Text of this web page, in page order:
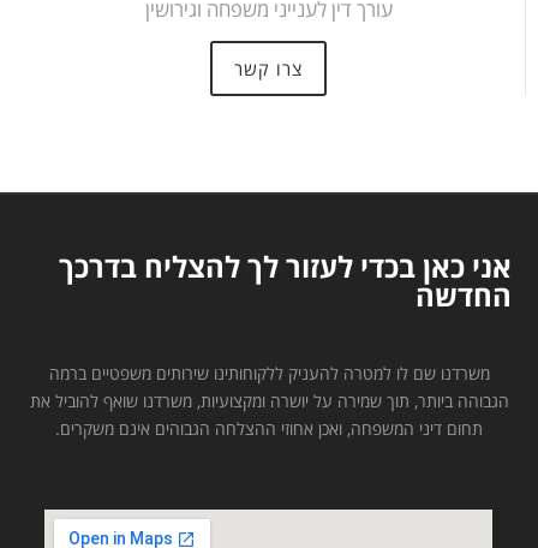
עורך דין לענייני משפחה וגירושין
צרו קשר
אני כאן בכדי לעזור לך להצליח בדרכך
החדשה
משרדנו שם לו למטרה להעניק ללקוחותינו שירותים משפטיים ברמה
הגבוהה ביותר, תוך שמירה על יושרה ומקצועיות, משרדנו שואף להוביל את
תחום דיני המשפחה, ואכן אחוזי ההצלחה הגבוהים אינם משקרים.